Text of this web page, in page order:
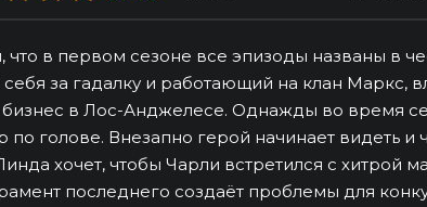
в первом сезоне все эпизоды названы в
за гадалку и работающий на клан Маркс,
в Лос-Анджелесе. Однажды во время
голове. Внезапно герой начинает видеть и
хочет, чтобы Чарли встретился с хитрой
последнего создаёт проблемы для